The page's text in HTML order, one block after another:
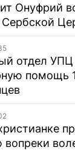
Онуфрий
отдел УПЦ
помощь
вопреки